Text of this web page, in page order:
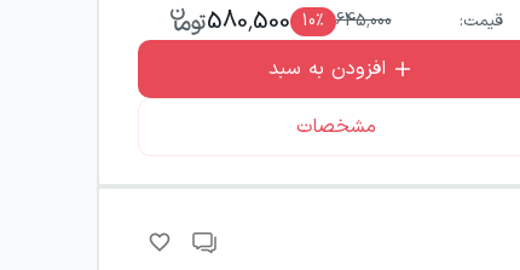
قیمت: 645,000
10٪ 580,500
افزودن به سبد
مشخصات